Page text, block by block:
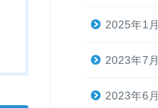
2025年1月
2023年7月
2023年6月